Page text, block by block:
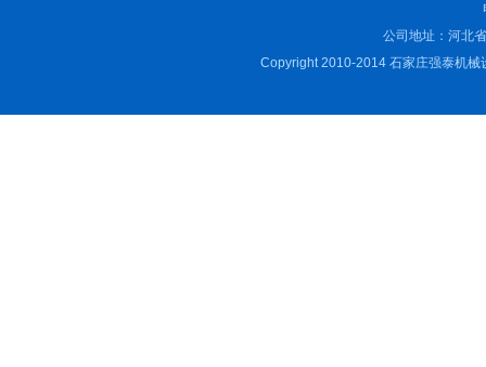
公司地址：河北
Copyright 2010-2014 石家庄强泰机